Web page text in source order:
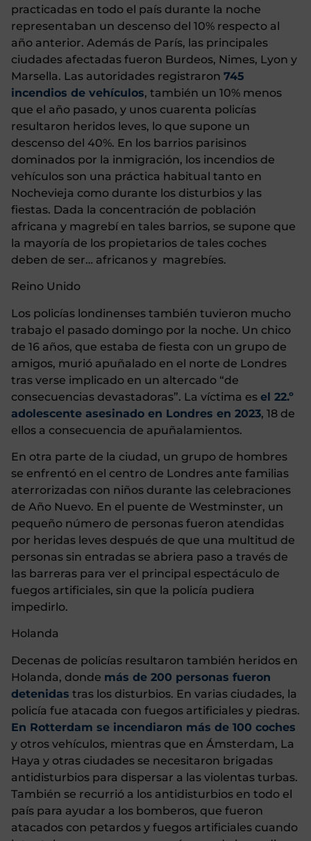
practicadas en todo el país durante la noche
representaban un descenso del 10% respecto al
año anterior. Además de París, las principales
ciudades afectadas fueron Burdeos, Nimes, Lyon y
Marsella. Las autoridades registraron 745
incendios de vehículos, también un 10% menos
que el año pasado, y unos cuarenta policías
resultaron heridos leves, lo que supone un
descenso del 40%. En los barrios parisinos
dominados por la inmigración, los incendios de
vehículos son una práctica habitual tanto en
Nochevieja como durante los disturbios y las
fiestas. Dada la concentración de población
africana y magrebí en tales barrios, se supone que
la mayoría de los propietarios de tales coches
deben de ser… africanos y magrebíes.
Reino Unido
Los policías londinenses también tuvieron mucho
trabajo el pasado domingo por la noche. Un chico
de 16 años, que estaba de fiesta con un grupo de
amigos, murió apuñalado en el norte de Londres
tras verse implicado en un altercado “de
consecuencias devastadoras”. La víctima es el 22.º
adolescente asesinado en Londres en 2023, 18 de
ellos a consecuencia de apuñalamientos.
En otra parte de la ciudad, un grupo de hombres
se enfrentó en el centro de Londres ante familias
aterrorizadas con niños durante las celebraciones
de Año Nuevo. En el puente de Westminster, un
pequeño número de personas fueron atendidas
por heridas leves después de que una multitud de
personas sin entradas se abriera paso a través de
las barreras para ver el principal espectáculo de
fuegos artificiales, sin que la policía pudiera
impedirlo.
Holanda
Decenas de policías resultaron también heridos en
Holanda, donde más de 200 personas fueron
detenidas tras los disturbios. En varias ciudades, la
policía fue atacada con fuegos artificiales y piedras.
En Rotterdam se incendiaron más de 100 coches
y otros vehículos, mientras que en Ámsterdam, La
Haya y otras ciudades se necesitaron brigadas
antidisturbios para dispersar a las violentas turbas.
También se recurrió a los antidisturbios en todo el
país para ayudar a los bomberos, que fueron
atacados con petardos y fuegos artificiales cuando